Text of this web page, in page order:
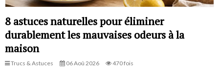
8 astuces naturelles pour éliminer
durablement les mauvaises odeurs à la
maison
Trucs & Astuces 06 Aoû 2026 470 fois